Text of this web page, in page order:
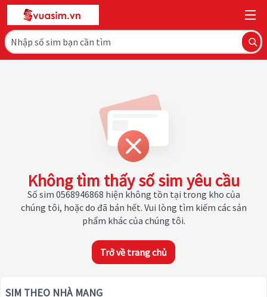
Không tìm thấy số sim yêu cầu
Số sim 0568946868 hiện không tồn tại trong kho của
chúng tôi, hoặc do đã bán hết. Vui lòng tìm kiếm các sản
phẩm khác của chúng tôi.
Trở về trang chủ
SIM THEO NHÀ MẠNG